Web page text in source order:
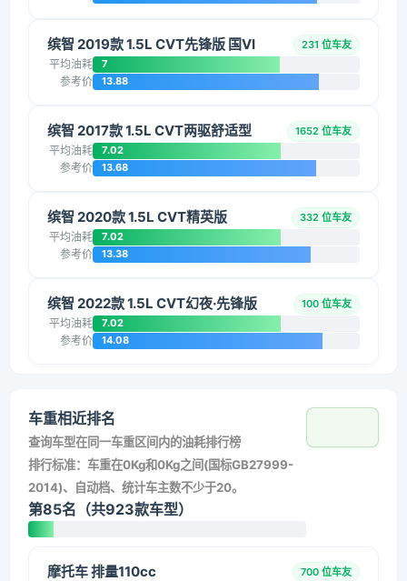
缤智 2019款 1.5L CVT先锋版 国VI 231 位车友
平均油耗 7
参考价 13.88
缤智 2017款 1.5L CVT两驱舒适型 1652 位车友
平均油耗 7.02
参考价 13.68
缤智 2020款 1.5L CVT精英版 332 位车友
平均油耗 7.02
参考价 13.38
缤智 2022款 1.5L CVT幻夜·先锋版 100 位车友
平均油耗 7.02
参考价 14.08
车重相近排名
查询车型在同一车重区间内的油耗排行榜
排行标准：车重在0Kg和0Kg之间(国标GB27999-
2014)、自动档、统计车主数不少于20。
第85名（共923款车型）
摩托车 排量110cc 700 位车友